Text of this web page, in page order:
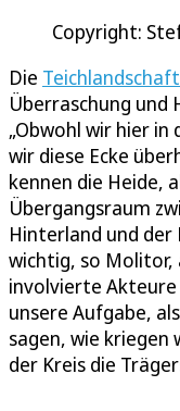
Copyright:
Die
Überraschung und
„Obwohl wir hier
wir diese Ecke
kennen die Heide,
Übergangsraum
Hinterland und der
wichtig, so Molitor,
involvierte Akteure
unsere Aufgabe,
sagen, wie kriegen
der Kreis die